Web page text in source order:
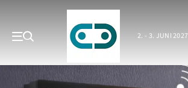
2. - 3. JUNI 2027